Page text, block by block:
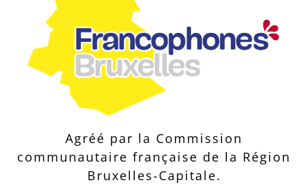
Agréé par la Commission
communautaire française de la Région
Bruxelles-Capitale.